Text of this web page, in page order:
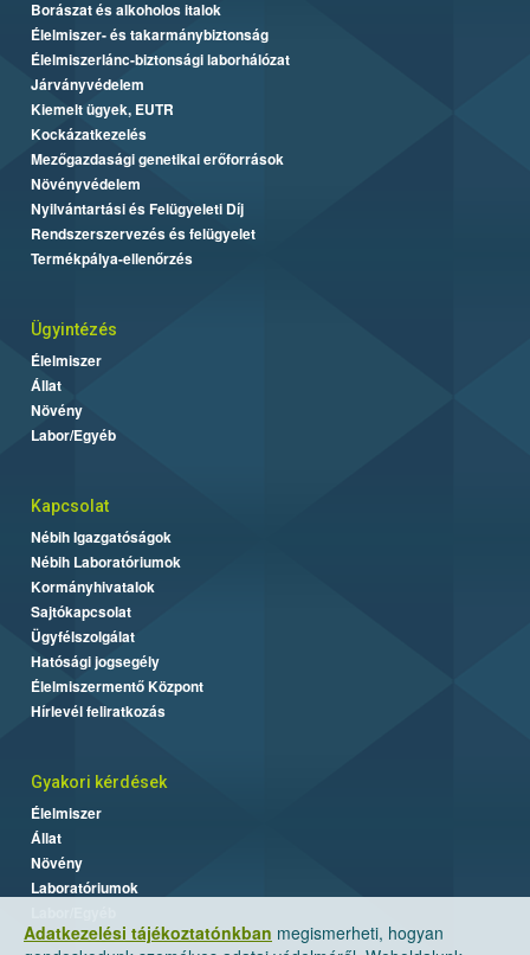
Adatkezelési tájékoztatónkban megismerheti, hogyan
Borászat és alkoholos italok
Élelmiszer- és takarmánybiztonság
Élelmiszerlánc-biztonsági laborhálózat
Járványvédelem
Kiemelt ügyek, EUTR
Kockázatkezelés
Mezőgazdasági genetikai erőforrások
Növényvédelem
Nyilvántartási és Felügyeleti Díj
Rendszerszervezés és felügyelet
Termékpálya-ellenőrzés
Ügyintézés
Élelmiszer
Állat
Növény
Labor/Egyéb
Kapcsolat
Nébih Igazgatóságok
Nébih Laboratóriumok
Kormányhivatalok
Sajtókapcsolat
Ügyfélszolgálat
Hatósági jogsegély
Élelmiszermentő Központ
Hírlevél feliratkozás
Gyakori kérdések
Élelmiszer
Állat
Növény
Laboratóriumok